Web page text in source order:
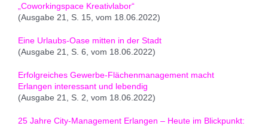
„Coworkingspace Kreativlabor“
(Ausgabe 21, S. 15, vom 18.06.2022)
Eine Urlaubs-Oase mitten in der Stadt
(Ausgabe 21, S. 6, vom 18.06.2022)
Erfolgreiches Gewerbe-Flächenmanagement macht
Erlangen interessant und lebendig
(Ausgabe 21, S. 2, vom 18.06.2022)
25 Jahre City-Management Erlangen – Heute im Blickpunkt: